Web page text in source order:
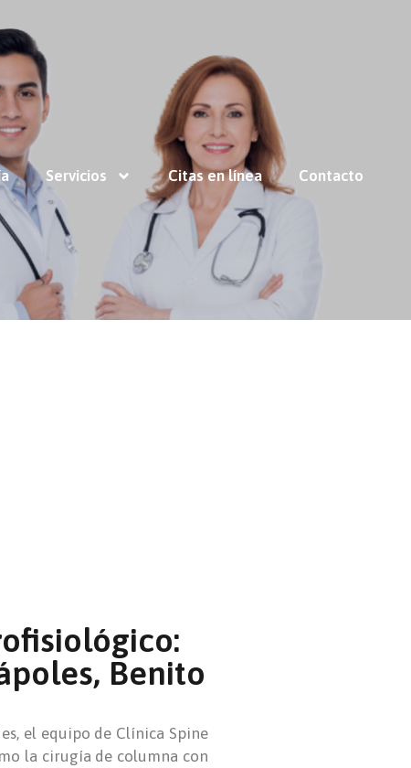
Servicios Citas en línea Contacto
Benito
el equipo de Clínica Spine
la cirugía de columna con